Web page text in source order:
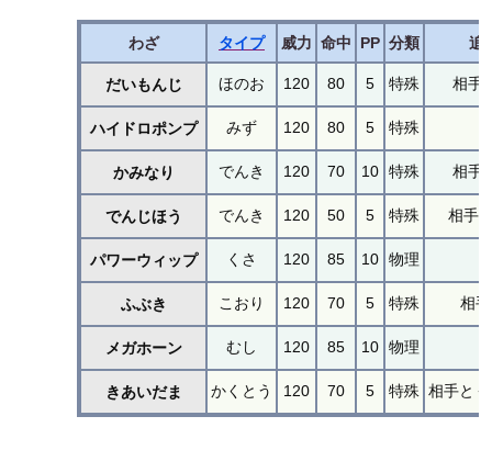
わざ タイプ 威力 命中 PP 分類 追
だいもんじ ほのお 120 80 5 特殊 相手
ハイドロポンプ みず 120 80 5 特殊
かみなり でんき 120 70 10 特殊 相手
でんじほう でんき 120 50 5 特殊 相手
パワーウィップ くさ 120 85 10 物理
ふぶき こおり 120 70 5 特殊 相
メガホーン むし 120 85 10 物理
きあいだま かくとう 120 70 5 特殊 相手と